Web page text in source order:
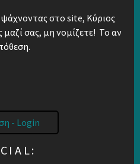
ψάχνοντας στο site, Κύριος
μαζί σας, μη νομίζετε! Το αν
- Login